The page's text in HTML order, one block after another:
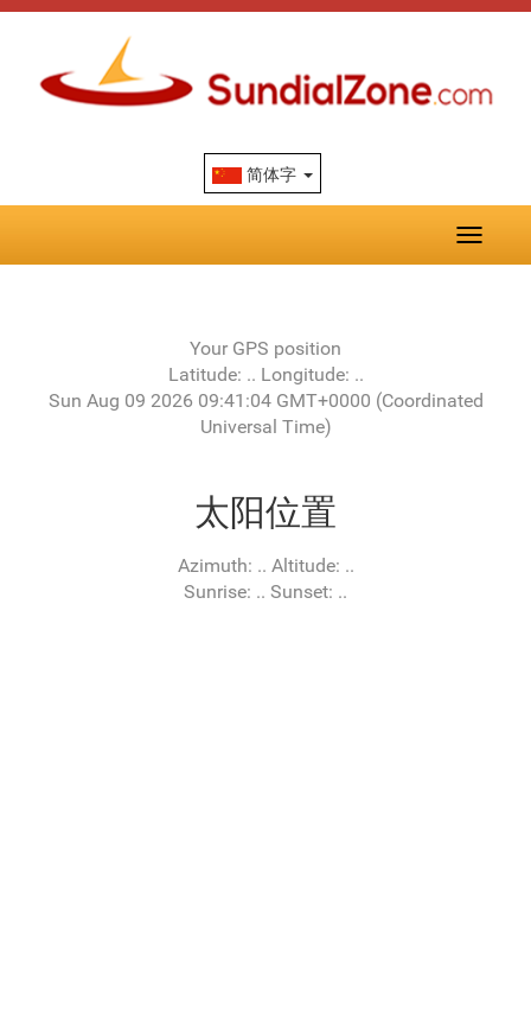
简体字
Toggle
Your GPS position
Latitude: .. Longitude: ..
Sun Aug 09 2026 09:41:04 GMT+0000 (Coordinated
Universal Time)
太阳位置
Azimuth: .. Altitude: ..
Sunrise: .. Sunset: ..